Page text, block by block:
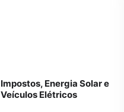
Impostos, Energia Solar e
Veículos Elétricos